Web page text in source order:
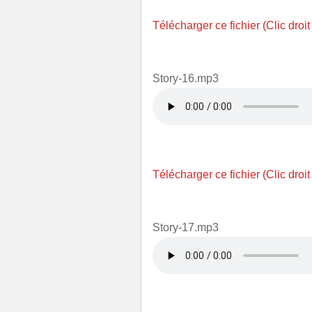
Télécharger ce fichier (Clic
Story-16.mp3
Télécharger ce fichier (Clic
Story-17.mp3